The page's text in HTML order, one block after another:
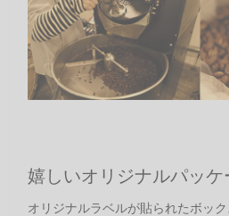
嬉しいオリジナルパッケ
オリジナルラベルが貼られたボッ